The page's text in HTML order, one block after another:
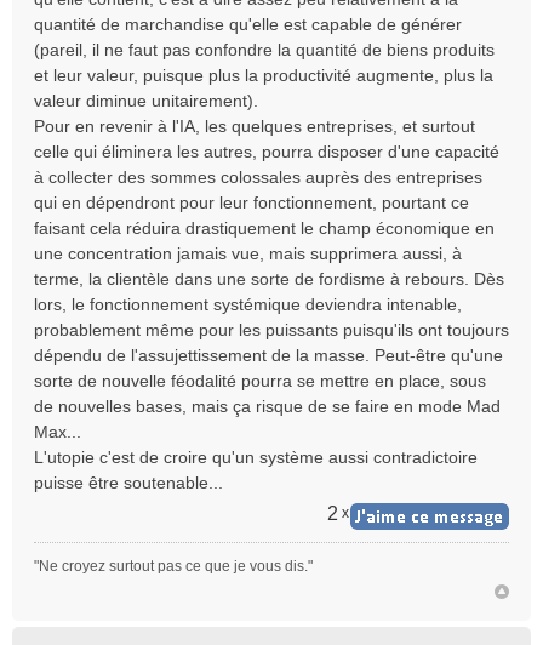
quantité de marchandise qu'elle est capable de générer
(pareil, il ne faut pas confondre la quantité de biens produits
et leur valeur, puisque plus la productivité augmente, plus la
valeur diminue unitairement).
Pour en revenir à l'IA, les quelques entreprises, et surtout
celle qui éliminera les autres, pourra disposer d'une capacité
à collecter des sommes colossales auprès des entreprises
qui en dépendront pour leur fonctionnement, pourtant ce
faisant cela réduira drastiquement le champ économique en
une concentration jamais vue, mais supprimera aussi, à
terme, la clientèle dans une sorte de fordisme à rebours. Dès
lors, le fonctionnement systémique deviendra intenable,
probablement même pour les puissants puisqu'ils ont toujours
dépendu de l'assujettissement de la masse. Peut-être qu'une
sorte de nouvelle féodalité pourra se mettre en place, sous
de nouvelles bases, mais ça risque de se faire en mode Mad
Max...
L'utopie c'est de croire qu'un système aussi contradictoire
puisse être soutenable...
2 x
"Ne croyez surtout pas ce que je vous dis."